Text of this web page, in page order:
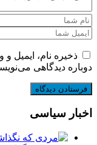
ذخیره نام، ایمیل
دوباره دیدگاهی
اخبار سیاسی